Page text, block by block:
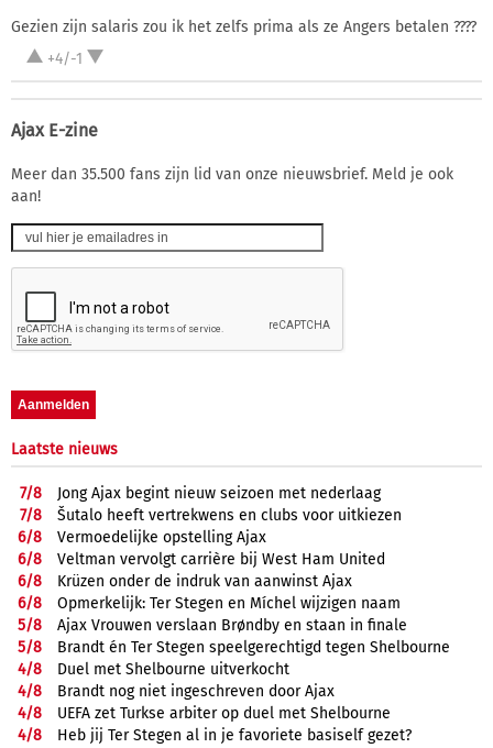
Gezien zijn salaris zou ik het zelfs prima als ze Angers betalen ????
+4/-1
Ajax E-zine
Meer dan 35.500 fans zijn lid van onze nieuwsbrief. Meld je ook
aan!
Laatste nieuws
7/8
Jong Ajax begint nieuw seizoen met nederlaag
7/8
Šutalo heeft vertrekwens en clubs voor uitkiezen
6/8
Vermoedelijke opstelling Ajax
6/8
Veltman vervolgt carrière bij West Ham United
6/8
Krüzen onder de indruk van aanwinst Ajax
6/8
Opmerkelijk: Ter Stegen en Míchel wijzigen naam
5/8
Ajax Vrouwen verslaan Brøndby en staan in finale
5/8
Brandt én Ter Stegen speelgerechtigd tegen Shelbourne
4/8
Duel met Shelbourne uitverkocht
4/8
Brandt nog niet ingeschreven door Ajax
4/8
UEFA zet Turkse arbiter op duel met Shelbourne
4/8
Heb jij Ter Stegen al in je favoriete basiself gezet?